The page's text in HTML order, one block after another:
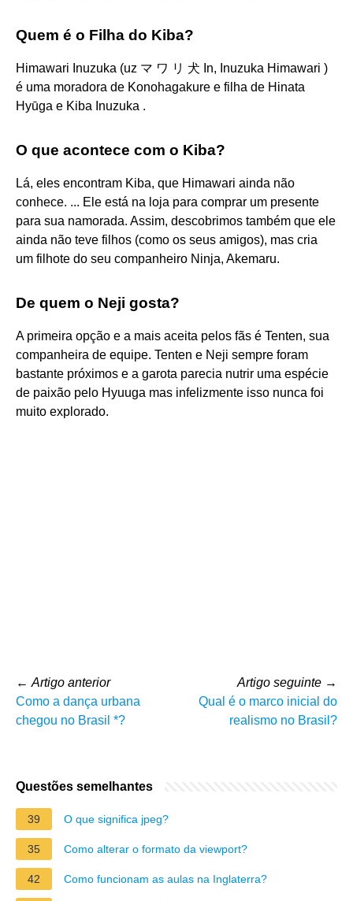
Quem é o Filha do Kiba?
Himawari Inuzuka (uz マ ワ リ 犬 In, Inuzuka Himawari )
é uma moradora de Konohagakure e filha de Hinata
Hyūga e Kiba Inuzuka .
O que acontece com o Kiba?
Lá, eles encontram Kiba, que Himawari ainda não
conhece. ... Ele está na loja para comprar um presente
para sua namorada. Assim, descobrimos também que ele
ainda não teve filhos (como os seus amigos), mas cria
um filhote do seu companheiro Ninja, Akemaru.
De quem o Neji gosta?
A primeira opção e a mais aceita pelos fãs é Tenten, sua
companheira de equipe. Tenten e Neji sempre foram
bastante próximos e a garota parecia nutrir uma espécie
de paixão pelo Hyuuga mas infelizmente isso nunca foi
muito explorado.
← Artigo anterior
Como a dança urbana
chegou no Brasil *?
Artigo seguinte →
Qual é o marco inicial do
realismo no Brasil?
Questões semelhantes
39 O que significa jpeg?
35 Como alterar o formato da viewport?
42 Como funcionam as aulas na Inglaterra?